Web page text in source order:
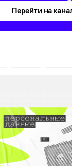
Перейти на